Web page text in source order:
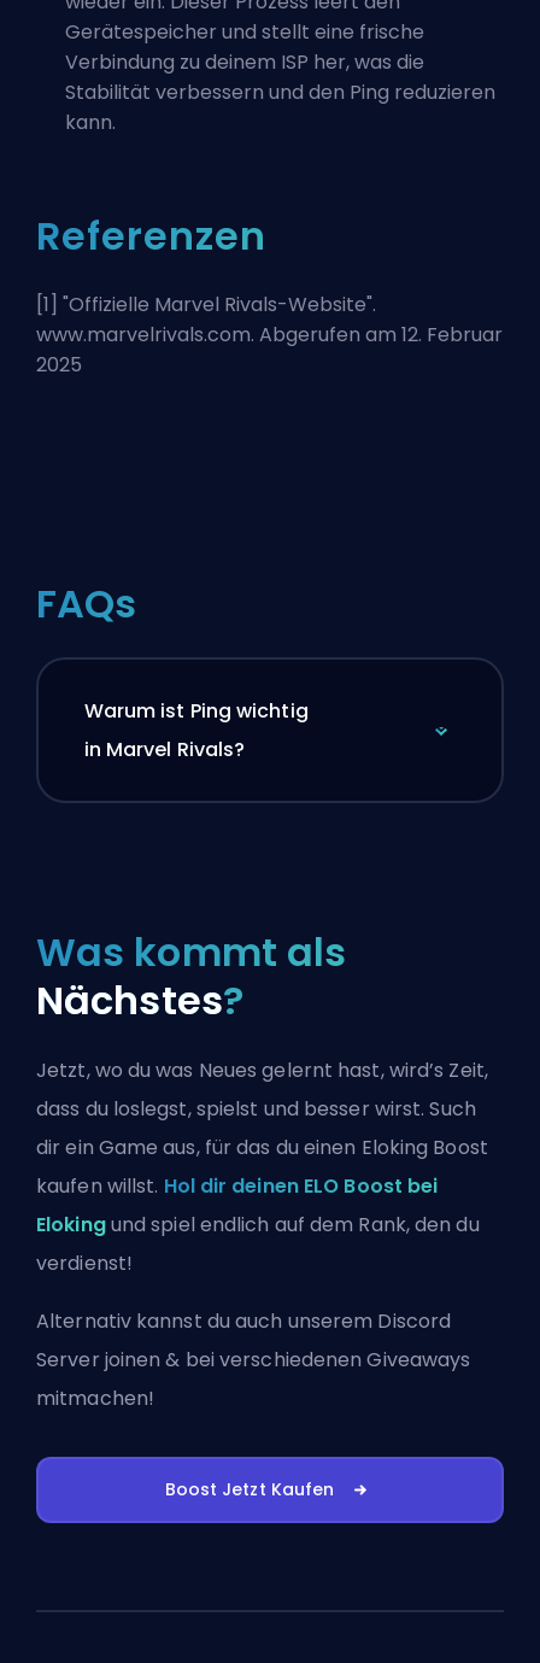
Gerätespeicher und stellt eine frische
Verbindung zu deinem ISP her, was die
Stabilität verbessern und den Ping reduzieren
kann.
Referenzen
[1] "Offizielle Marvel Rivals-Website".
www.marvelrivals.com. Abgerufen am 12. Februar
2025
FAQs
Warum ist Ping wichtig
in Marvel Rivals?
Was kommt als
Nächstes?
Jetzt, wo du was Neues gelernt hast, wird’s Zeit,
dass du loslegst, spielst und besser wirst. Such
dir ein Game aus, für das du einen Eloking Boost
kaufen willst. Hol dir deinen ELO Boost bei
Elokingund spiel endlich auf dem Rank, den du
verdienst!
Alternativ kannst du auch unserem Discord
Server joinen & bei verschiedenen Giveaways
mitmachen!
Boost Jetzt Kaufen